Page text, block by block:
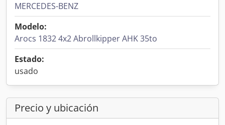
MERCEDES-BENZ
Modelo:
Arocs 1832 4x2 Abrollkipper AHK 35to
Estado:
usado
Precio y ubicación